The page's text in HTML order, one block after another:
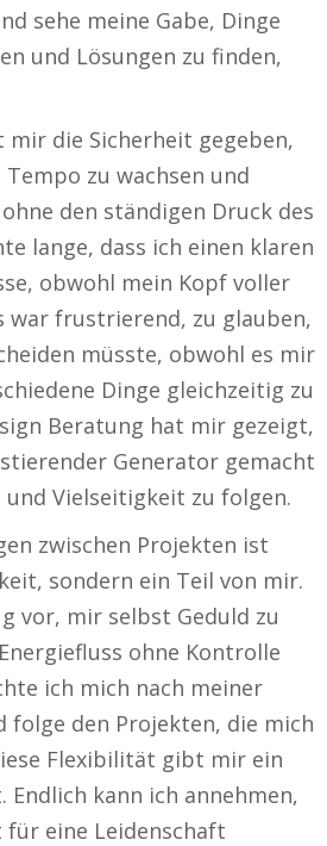
sehe meine Gabe, Dinge
und Lösungen zu finden,
mir die Sicherheit gegeben,
zu wachsen und
den ständigen Druck des
lange, dass ich einen klaren
obwohl mein Kopf voller
war frustrierend, zu glauben,
müsste, obwohl es mir
Dinge gleichzeitig zu
Beratung hat mir gezeigt,
Generator gemacht
Vielseitigkeit zu folgen.
zwischen Projekten ist
sondern ein Teil von mir.
vor, mir selbst Geduld zu
ohne Kontrolle
ich mich nach meiner
folge den Projekten, die mich
Flexibilität gibt mir ein
Endlich kann ich annehmen,
für eine Leidenschaft